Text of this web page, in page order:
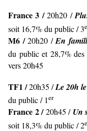
France 3 /20h20 /
soit 16,7% du public / 3e
M6 /20h20 /En
du public et 28,7%
vers 20h45
TF1 /20h35 /Le 20h
du public / 1er
France 2 /20h45 / Un
soit 18,3% du public / 2e